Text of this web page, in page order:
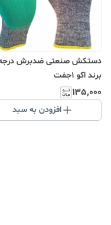
برند اکو 1جفت
۱۳۵٬۰۰۰
افزودن به سبد